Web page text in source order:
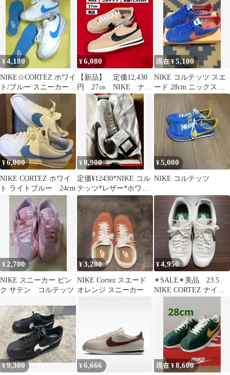
¥4,180
NIKE☆CORTEZ ホワイ
ト/ブルー スニーカー
23.0ⅽⅿ
¥6,080
【新品】 定価12,430
円 27㎝ NIKE ナイ
キ CORTEZ コルテ
現在 ¥5,100
NIKE コルテッツ スエ
ード 28cm ニックスカ
ラー
¥6,000
NIKE CORTEZ ホワイ
ト ライトブルー 24cm
¥8,900
定価¥12430*NIKE コル
テッツ*レザー*ホワイ
ト×ブラック*24cm
¥5,000
NIKE コルテッツ
¥ 2,700
NIKE スニーカー ピン
ク サテン コルテッツ
¥3,200
NIKE Cortez スエード
オレンジ スニーカー
¥4,950
✴︎SALE✴︎美品 23.5
NIKE CORTEZ ナイキ
コルテッツ
¥9,300 ¥6,666 現在 ¥8,600